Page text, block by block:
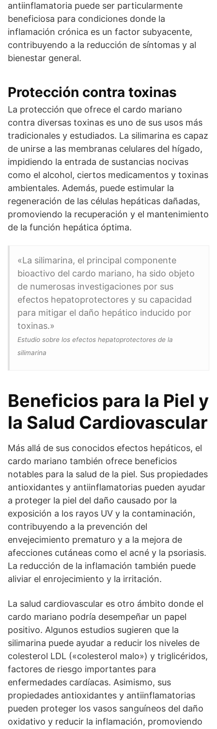
antiinflamatoria puede ser particularmente
beneficiosa para condiciones donde la
inflamación crónica es un factor subyacente,
contribuyendo a la reducción de síntomas y al
bienestar general.
Protección contra toxinas
La protección que ofrece el cardo mariano
contra diversas toxinas es uno de sus usos más
tradicionales y estudiados. La silimarina es capaz
de unirse a las membranas celulares del hígado,
impidiendo la entrada de sustancias nocivas
como el alcohol, ciertos medicamentos y toxinas
ambientales. Además, puede estimular la
regeneración de las células hepáticas dañadas,
promoviendo la recuperación y el mantenimiento
de la función hepática óptima.
«La silimarina, el principal componente
bioactivo del cardo mariano, ha sido objeto
de numerosas investigaciones por sus
efectos hepatoprotectores y su capacidad
para mitigar el daño hepático inducido por
toxinas.»
Estudio sobre los efectos hepatoprotectores de la
silimarina
Beneficios para la Piel y
la Salud Cardiovascular
Más allá de sus conocidos efectos hepáticos, el
cardo mariano también ofrece beneficios
notables para la salud de la piel. Sus propiedades
antioxidantes y antiinflamatorias pueden ayudar
a proteger la piel del daño causado por la
exposición a los rayos UV y la contaminación,
contribuyendo a la prevención del
envejecimiento prematuro y a la mejora de
afecciones cutáneas como el acné y la psoriasis.
La reducción de la inflamación también puede
aliviar el enrojecimiento y la irritación.
La salud cardiovascular es otro ámbito donde el
cardo mariano podría desempeñar un papel
positivo. Algunos estudios sugieren que la
silimarina puede ayudar a reducir los niveles de
colesterol LDL («colesterol malo») y triglicéridos,
factores de riesgo importantes para
enfermedades cardíacas. Asimismo, sus
propiedades antioxidantes y antiinflamatorias
pueden proteger los vasos sanguíneos del daño
oxidativo y reducir la inflamación, promoviendo